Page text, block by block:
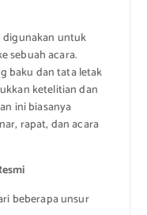
digunakan untuk
sebuah acara.
baku dan tata letak
ketelitian dan
ini biasanya
rapat, dan acara
beberapa unsur